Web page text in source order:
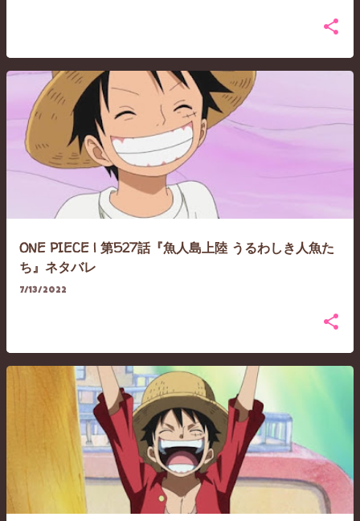
ONE PIECE | 第527話『魚人島上陸 うるわしき人魚た
ち』ネタバレ
7/13/2022